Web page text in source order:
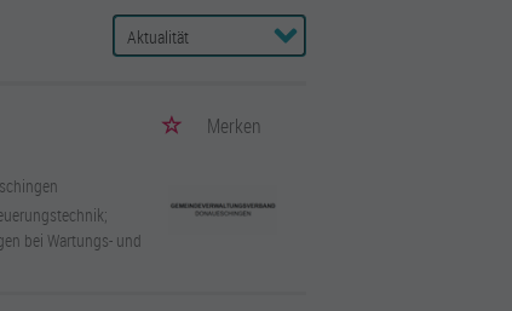
Merken
bei Wartungs- und